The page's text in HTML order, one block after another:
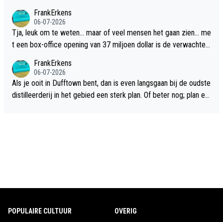
FrankErkens
06-07-2026
Tja, leuk om te weten... maar of veel mensen het gaan zien... me
t een box-office opening van 37 miljoen dollar is de verwachte
FrankErkens
06-07-2026
Als je ooit in Dufftown bent, dan is even langsgaan bij de oudste
distilleerderij in het gebied een sterk plan. Of beter nog; plan ee
POPULAIRE CULTUUR OVERIG